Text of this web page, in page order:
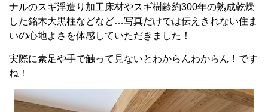
ナルのスギ浮造り加工床材やスギ樹齢約300年の熟成乾燥
した銘木大黒柱などなど…写真だけでは伝えきれない住ま
いの心地よさを体感していただきました！
実際に素足や手で触って見ないとわからんわからん！です
ね！